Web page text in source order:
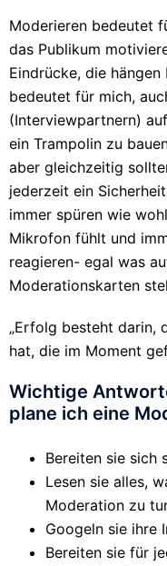
Moderieren bedeutet
das Publikum
Eindrücke, die
bedeutet für mich,
(Interviewpartnern)
ein Trampolin zu
aber gleichzeitig
jederzeit ein
immer spüren wie
Mikrofon fühlt und
reagieren- egal was
Moderationskarten
„Erfolg besteht darin,
hat, die im Moment
Wichtige
plane ich eine
Bereiten sie sich
Lesen sie alles,
Moderation zu
Googeln sie ihre
Bereiten sie für